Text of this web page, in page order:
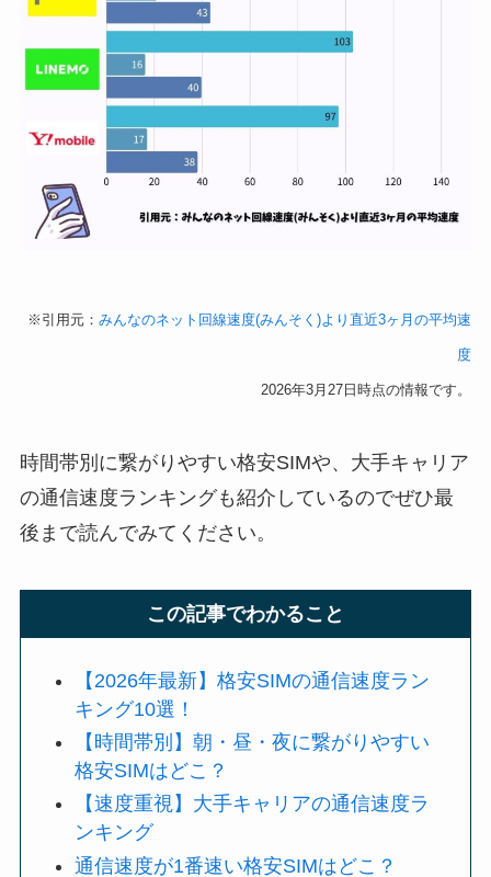
※引用元：みんなのネット回線速度(みんそく)より直近3ヶ月の平均速
度
2026年3月27日時点の情報です。
時間帯別に繋がりやすい格安SIMや、大手キャリア
の通信速度ランキングも紹介しているのでぜひ最
後まで読んでみてください。
この記事でわかること
【2026年最新】格安SIMの通信速度ラン
キング10選！
【時間帯別】朝・昼・夜に繋がりやすい
格安SIMはどこ？
【速度重視】大手キャリアの通信速度ラ
ンキング
通信速度が1番速い格安SIMはどこ？